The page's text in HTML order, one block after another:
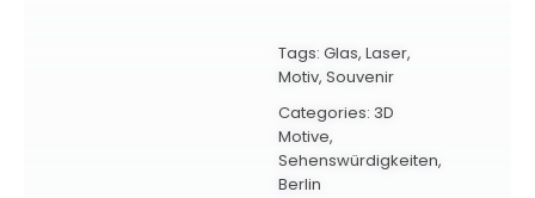
Tags: Glas, Laser,
Motiv, Souvenir
Categories: 3D
Motive,
Sehenswürdigkeiten,
Berlin